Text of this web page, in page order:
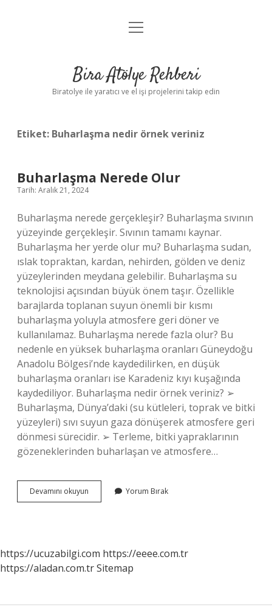
Anasayfa
Yasal Uyarı
menüyü
Bira Atölye Rehberi
Biratolye ile yaratıcı ve el işi projelerini takip edin
Etiket: Buharlaşma nedir örnek veriniz
Buharlaşma Nerede Olur
Tarih: Aralık 21, 2024
Buharlaşma nerede gerçekleşir? Buharlaşma sıvının
yüzeyinde gerçekleşir. Sıvının tamamı kaynar.
Buharlaşma her yerde olur mu? Buharlaşma sudan,
ıslak topraktan, kardan, nehirden, gölden ve deniz
yüzeylerinden meydana gelebilir. Buharlaşma su
teknolojisi açısından büyük önem taşır. Özellikle
barajlarda toplanan suyun önemli bir kısmı
buharlaşma yoluyla atmosfere geri döner ve
kullanılamaz. Buharlaşma nerede fazla olur? Bu
nedenle en yüksek buharlaşma oranları Güneydoğu
Anadolu Bölgesi’nde kaydedilirken, en düşük
buharlaşma oranları ise Karadeniz kıyı kuşağında
kaydediliyor. Buharlaşma nedir örnek veriniz? ➢
Buharlaşma, Dünya’daki (su kütleleri, toprak ve bitki
yüzeyleri) sıvı suyun gaza dönüşerek atmosfere geri
dönmesi sürecidir. ➢ Terleme, bitki yapraklarının
gözeneklerinden buharlaşan ve atmosfere…
Devamını okuyun Buharlaşma
Nerede
Yorum Bırak
https://ucuzabilgi.com https://eeee.com.tr
https://aladan.com.trSitemap